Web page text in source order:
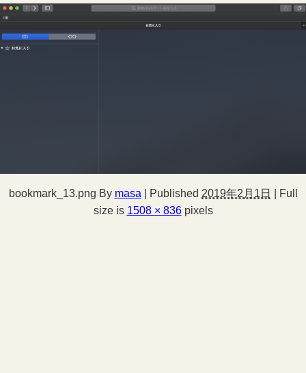
bookmark_13.png By masa Published 2019年2月1日
Full
size is 1508 × 836pixels